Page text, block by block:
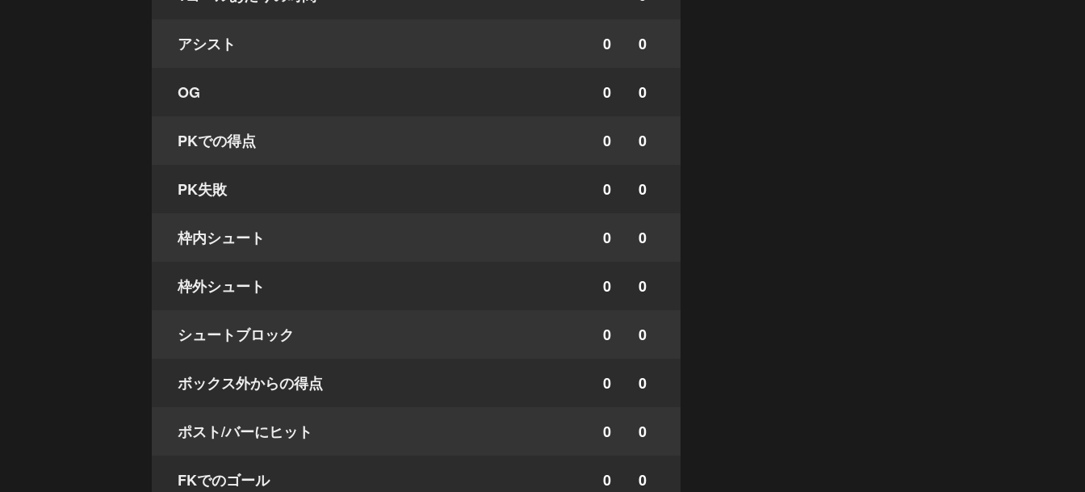
アシスト 0 0
OG 0 0
PKでの得点 0 0
PK失敗 0 0
枠内シュート 0 0
枠外シュート 0 0
シュートブロック 0 0
ボックス外からの得点 0 0
ポスト/バーにヒット 0 0
FKでのゴール 0 0